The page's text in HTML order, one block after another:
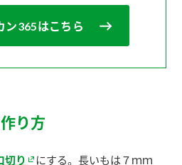
ン365はこちら
作り方
切り
にする。長いもは７ｍｍ